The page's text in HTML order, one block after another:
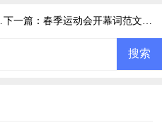
下一篇： 春季运动会开幕词范文15篇